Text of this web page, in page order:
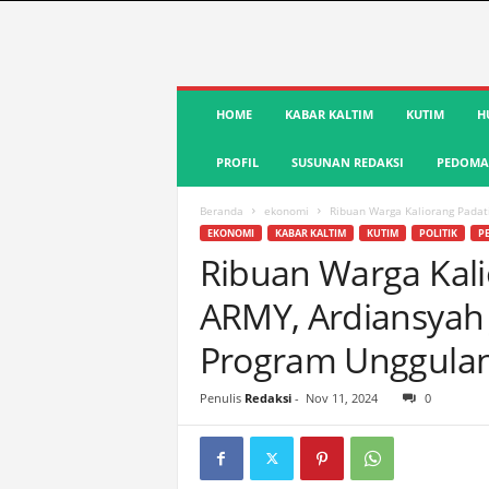
a
HOME KABAR KALTIM KUTIM
PROFIL SUSUNAN REDAKSI
Beranda ekonomi Ribuan Warga Kaliorang
EKONOMI KABAR KALTIM KUTIM POLITIK
Ribuan Warga
ARMY,
Program
Penulis Redaksi- Nov 11, 2024 0